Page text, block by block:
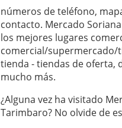
números de teléfono,
contacto. Mercado
los mejores lugares
comercial/
tienda - tiendas de oferta,
mucho más.
¿Alguna vez ha visitado
Tarimbaro? No olvide de